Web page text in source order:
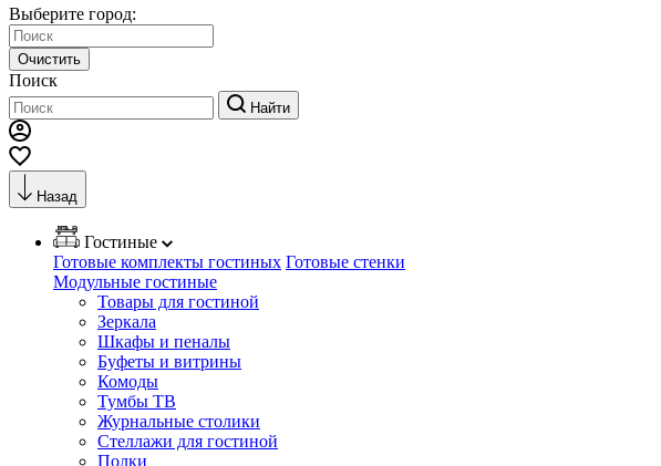
Выберите город:
Очистить
Поиск
Найти
Назад
Гостиные
Готовые комплекты гостиных Готовые стенки
Модульные гостиные
Товары для гостиной
Зеркала
Шкафы и пеналы
Буфеты и витрины
Комоды
Тумбы ТВ
Журнальные столики
Стеллажи для гостиной
Полки